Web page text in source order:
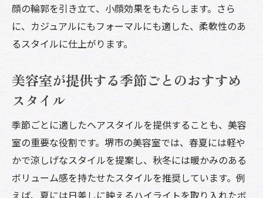
顔の輪郭を引き立て、小顔効果をもたらします。さら
に、カジュアルにもフォーマルにも適した、柔軟性のあ
るスタイルに仕上がります。
美容室が提供する季節ごとのおすすめ
スタイル
季節ごとに適したヘアスタイルを提供することも、美容
室の重要な役割です。堺市の美容室では、春夏には軽や
かで涼しげなスタイルを提案し、秋冬には暖かみのある
ボリューム感を持たせたスタイルを推奨しています。例
えば、夏には日差しに映えるハイライトを取り入れたボ